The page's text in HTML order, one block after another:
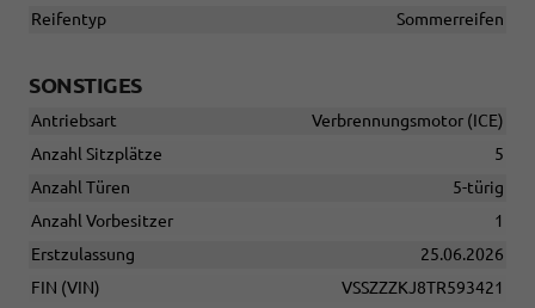
Reifentyp
Sommerreifen
SONSTIGES
Antriebsart
Verbrennungsmotor (ICE)
Anzahl Sitzplätze
5
Anzahl Türen
5-türig
Anzahl Vorbesitzer
1
Erstzulassung
25.06.2026
FIN (VIN)
VSSZZZKJ8TR593421